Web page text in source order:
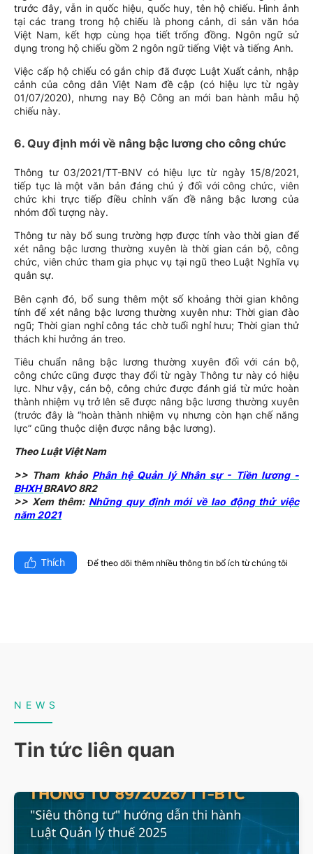
trước đây, vẫn in quốc hiệu, quốc huy, tên hộ chiếu. Hình ảnh
tại các trang trong hộ chiếu là phong cảnh, di sản văn hóa
Việt Nam, kết hợp cùng họa tiết trống đồng. Ngôn ngữ sử
dụng trong hộ chiếu gồm 2 ngôn ngữ tiếng Việt và tiếng Anh.
Việc cấp hộ chiếu có gắn chip đã được Luật Xuất cảnh, nhập
cảnh của công dân Việt Nam đề cập (có hiệu lực từ ngày
01/07/2020), nhưng nay Bộ Công an mới ban hành mẫu hộ
chiếu này.
6. Quy định mới về nâng bậc lương cho công chức
Thông tư 03/2021/TT-BNV có hiệu lực từ ngày 15/8/2021,
tiếp tục là một văn bản đáng chú ý đối với công chức, viên
chức khi trực tiếp điều chỉnh vấn đề nâng bậc lương của
nhóm đối tượng này.
Thông tư này bổ sung trường hợp được tính vào thời gian để
xét nâng bậc lương thường xuyên là thời gian cán bộ, công
chức, viên chức tham gia phục vụ tại ngũ theo Luật Nghĩa vụ
quân sự.
Bên cạnh đó, bổ sung thêm một số khoảng thời gian không
tính để xét nâng bậc lương thường xuyên như: Thời gian đào
ngũ; Thời gian nghỉ công tác chờ tuổi nghỉ hưu; Thời gian thử
thách khi hưởng án treo.
Tiêu chuẩn nâng bậc lương thường xuyên đối với cán bộ,
công chức cũng được thay đổi từ ngày Thông tư này có hiệu
lực. Như vậy, cán bộ, công chức được đánh giá từ mức hoàn
thành nhiệm vụ trở lên sẽ được nâng bậc lương thường xuyên
(trước đây là “hoàn thành nhiệm vụ nhưng còn hạn chế năng
lực” cũng thuộc diện được nâng bậc lương).
Theo Luật Việt Nam
>> Tham khảo Phân hệ Quản lý Nhân sự - Tiền lương -
BHXHBRAVO 8R2
>> Xem thêm: Những quy định mới về lao động thử việc
năm 2021
Thích Để theo dõi thêm nhiều thông tin bổ ích từ chúng tôi​
NEWS
Tin tức liên quan